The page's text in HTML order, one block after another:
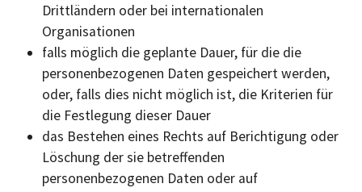
Drittländern oder bei internationalen
Organisationen
falls möglich die geplante Dauer, für die die
personenbezogenen Daten gespeichert werden,
oder, falls dies nicht möglich ist, die Kriterien für
die Festlegung dieser Dauer
das Bestehen eines Rechts auf Berichtigung oder
Löschung der sie betreffenden
personenbezogenen Daten oder auf